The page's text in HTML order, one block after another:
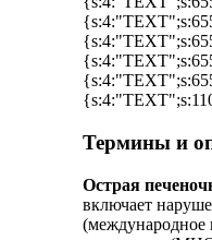
Термины и
Острая
включает
(международное